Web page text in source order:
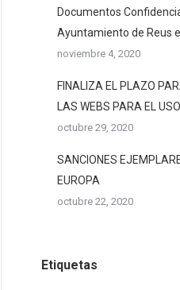
Documentos
Ayuntamiento de Reus
noviembre 4, 2020
FINALIZA EL PLAZO
LAS WEBS PARA EL
octubre 29, 2020
SANCIONES
EUROPA
octubre 22, 2020
Etiquetas